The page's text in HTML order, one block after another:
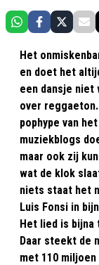
Het
en doet het
een dansje niet
over
pophype van
muziekblogs
maar ook zij
wat de klok
niets staat het
Luis Fonsi in
Het lied is bijna
Daar steekt de
met 110